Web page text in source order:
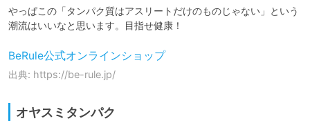
やっぱこの「タンパク質はアスリートだけのものじゃない」という
潮流はいいなと思います。目指せ健康！
BeRule公式オンラインショップ
出典: https://be-rule.jp/
オヤスミタンパク